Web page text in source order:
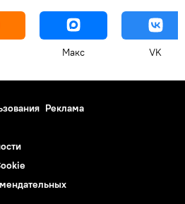
Макс VK
Реклама